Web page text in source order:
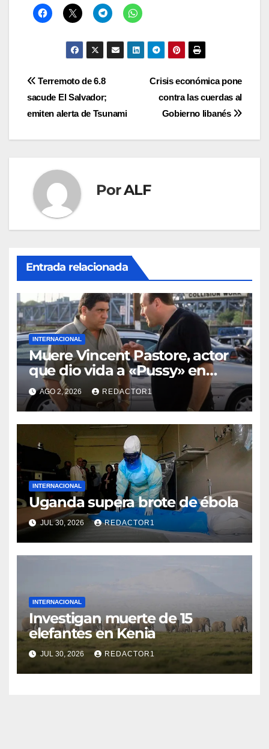
Navegación
de
entradas
Crisis económica pone
contra las cuerdas al
Gobierno libanés
Terremoto de 6.8
sacude El Salvador;
emiten alerta de Tsunami
PorALF
Entrada relacionada
INTERNACIONAL
Muere Vincent Pastore, actor
que dio vida a «Pussy» en
«Los Soprano»
AGO 2, 2026 REDACTOR1
INTERNACIONAL
Uganda supera brote de ébola
JUL 30, 2026 REDACTOR1
INTERNACIONAL
Investigan muerte de 15
elefantes en Kenia
JUL 30, 2026 REDACTOR1